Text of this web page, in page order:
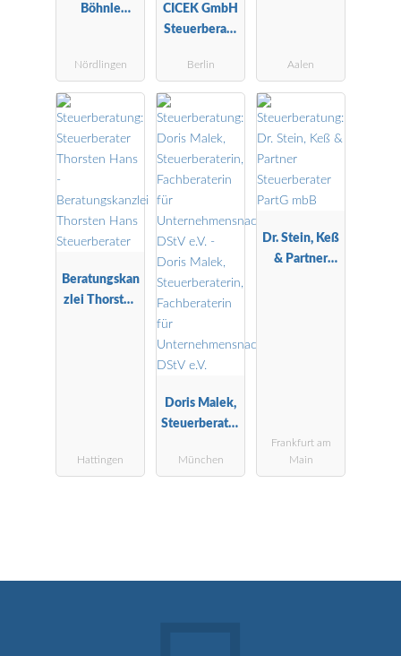
Böhnle
ft mbH
Nördlingen
CICEK GmbH
Steuerberatu
ft
Berlin Aalen
Beratungskan
zlei Thorsten
Hattingen
Doris Malek,
Steuerberater
Fachberaterin
München
Dr. Stein, Keß
& Partner
Frankfurt am
Main